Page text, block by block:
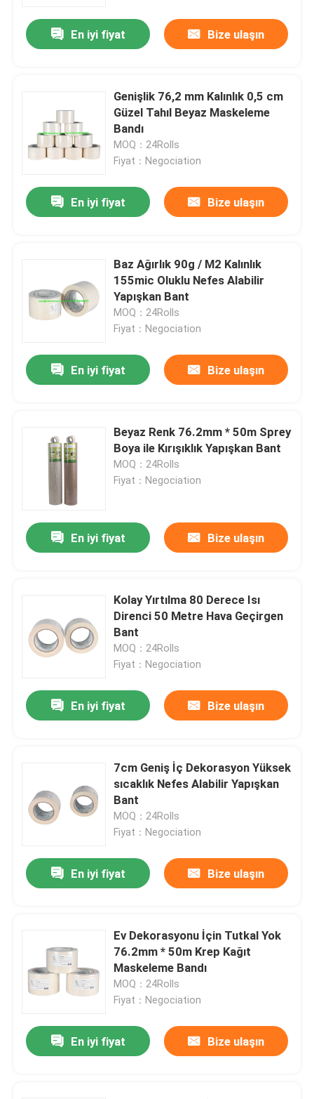
Ana sayfa
Kişiler
Ürünler
Zemin Koruma Kağıdı
Geçici Zemin Koruma Rulosu
Kraft Kağıt Zemin Koruması
İnşaat Zemin Kaplama Kağıdı
Su geçirmez Döşeme Levhaları
Geçici Koruyucu Zemin Kaplaması
Siyah karton kağıt
Rulo Kağıt Paketleme
Siyah Kuşe Kağıt
Renkli Kağıt Ruloları
En iyi fiyat Bize ulaşın
Genişlik 76,2 mm Kalınlık 0,5 cm
Güzel Tahıl Beyaz Maskeleme
Bandı
MOQ：24Rolls
Fiyat：Negociation
En iyi fiyat Bize ulaşın
Baz Ağırlık 90g / M2 Kalınlık
155mic Oluklu Nefes Alabilir
Yapışkan Bant
MOQ：24Rolls
Fiyat：Negociation
En iyi fiyat Bize ulaşın
Beyaz Renk 76.2mm * 50m Sprey
Boya ile Kırışıklık Yapışkan Bant
MOQ：24Rolls
Fiyat：Negociation
En iyi fiyat Bize ulaşın
Kolay Yırtılma 80 Derece Isı
Direnci 50 Metre Hava Geçirgen
Bant
MOQ：24Rolls
Fiyat：Negociation
En iyi fiyat Bize ulaşın
7cm Geniş İç Dekorasyon Yüksek
sıcaklık Nefes Alabilir Yapışkan
Bant
MOQ：24Rolls
Fiyat：Negociation
En iyi fiyat Bize ulaşın
Ev Dekorasyonu İçin Tutkal Yok
76.2mm * 50m Krep Kağıt
Maskeleme Bandı
MOQ：24Rolls
Fiyat：Negociation
En iyi fiyat Bize ulaşın